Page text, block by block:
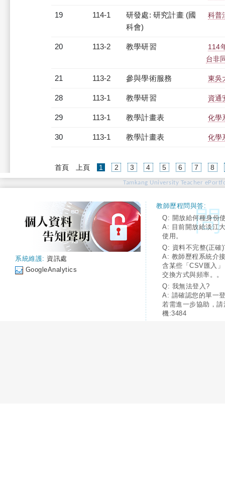
19 114-1
研發處: 研究計畫 (國
科會)
科普
20 113-2 教學研習
114
台非
21 113-2 參與學術服務 東吳
28 113-1 教學研習 資通
29 113-1 教學計畫表 化學
30 113-1 教學計畫表 化學
首頁 上頁 1 (current)
2 3 4 5 6 7 8
Tamkang University Teacher
系統維護: 資訊處
GoogleAnalytics
教師歷程問與答:
Q: 開放給何種身份
A: 目前開放給淡江
使用。
Q: 資料不完整(正確
A: 教師歷程系統介
含某些「CSV匯入
交換方式與頻率。。
Q: 我無法登入?
A: 請確認您的單一
若需進一步協助，
機:3484